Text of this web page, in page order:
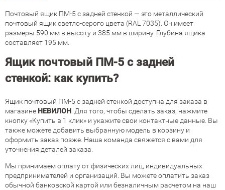
Почтовый ящик ПМ-5 с задней стенкой — это металлический
почтовый ящик светло-серого цвета (RAL 7035). Он имеет
размеры 590 мм в высоту и 385 мм в ширину. Глубина ящика
составляет 195 мм.
Ящик почтовый ПМ-5 с задней
стенкой: как купить?
Ящик почтовый ПМ-5 с задней стенкой доступна для заказа в
магазине НЕВИЛОН . Для того, чтобы сделать заказ, нажмите
кнопку «Купить в 1 клик» и укажите свои контактные данные. Вы
также можете добавить выбранную модель в корзину и
оформить заказ позже. Наша команда свяжется с вами для
уточнения деталей заказа.
Мы принимаем оплату от физических лиц, индивидуальных
предпринимателей и организаций. Вы можете оплатить заказ
обычной банковской картой или безналичным расчетом на наш